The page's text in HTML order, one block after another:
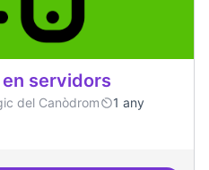
servidors
del Canòdrom
1 any